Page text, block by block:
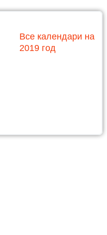
Все календари на
2019 год